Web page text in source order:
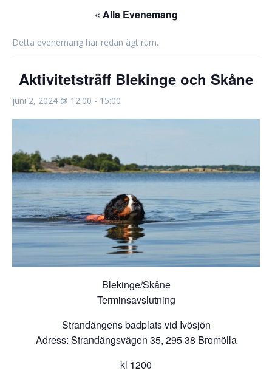
« Alla Evenemang
Detta evenemang har redan ägt rum.
Aktivitetsträff Blekinge och Skåne
juni 2, 2024 @ 12:00 - 15:00
Blekinge/Skåne
Terminsavslutning
Strandängens badplats vid Ivösjön
Adress: Strandängsvägen 35, 295 38 Bromölla
kl 1200